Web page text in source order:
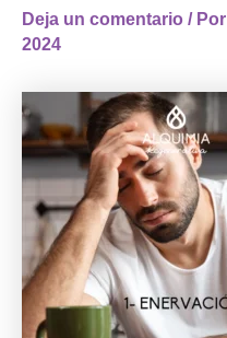
Deja un comentario / Por
2024